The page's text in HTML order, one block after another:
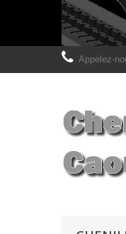
Appelez-